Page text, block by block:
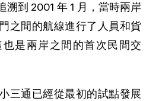
溯到 2001 年 1 月，當時兩岸
之間的航線進行了人員和貨
是兩岸之間的首次民間交
三通已經從最初的試點發展